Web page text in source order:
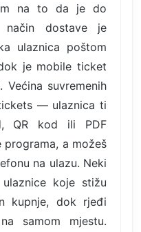
na to da je do
dostave je
ulaznica poštom
je mobile ticket
suvremenih
— ulaznica ti
QR kod ili PDF
a možeš
na ulazu. Neki
koje stižu
kupnje, dok rjeđi
samom mjestu.